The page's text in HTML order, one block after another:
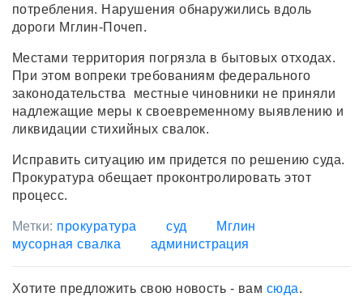
потребления. Нарушения обнаружились вдоль
дороги Мглин-Почеп.
Местами территория погрязла в бытовых отходах.
При этом вопреки требованиям федерального
законодательства местные чиновники не приняли
надлежащие меры к своевременному выявлению и
ликвидации стихийных свалок.
Исправить ситуацию им придется по решению суда.
Прокуратура обещает проконтролировать этот
процесс.
Метки: прокуратура суд
Мглин
мусорная свалка
администрация
Хотите предложить свою новость - вам сюда.